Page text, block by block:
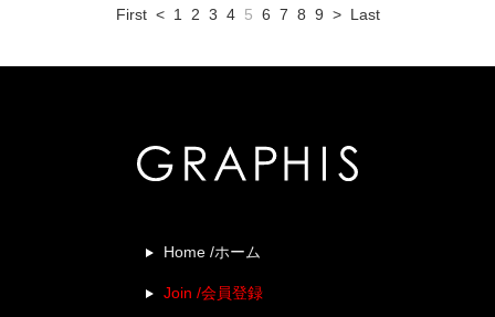
First < 1 2 3 4 5 6 7 8 9 > Last
Home /ホーム
Join /会員登録